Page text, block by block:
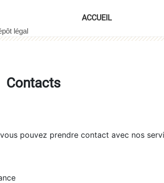
ACCUEIL
Contacts
pouvez prendre contact avec nos